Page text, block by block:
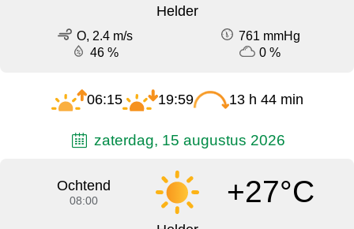
Helder
O, 2.4 m/s
761 mmHg
46 %
0 %
06:15 19:59 13 h 44 min
zaterdag, 15 augustus 2026
Ochtend
08:00 +27°C